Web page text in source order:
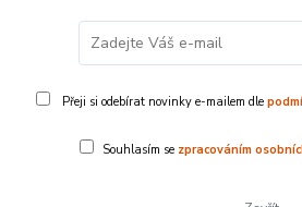
Přeji si odebírat novinky e-mailem dle
Souhlasím se zpracováním